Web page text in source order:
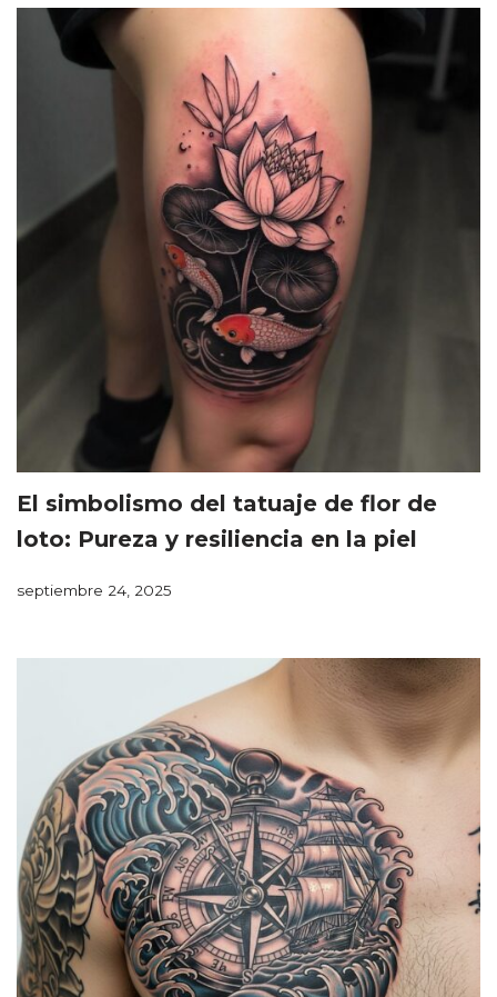
El simbolismo del tatuaje de flor de
loto: Pureza y resiliencia en la piel
septiembre 24, 2025